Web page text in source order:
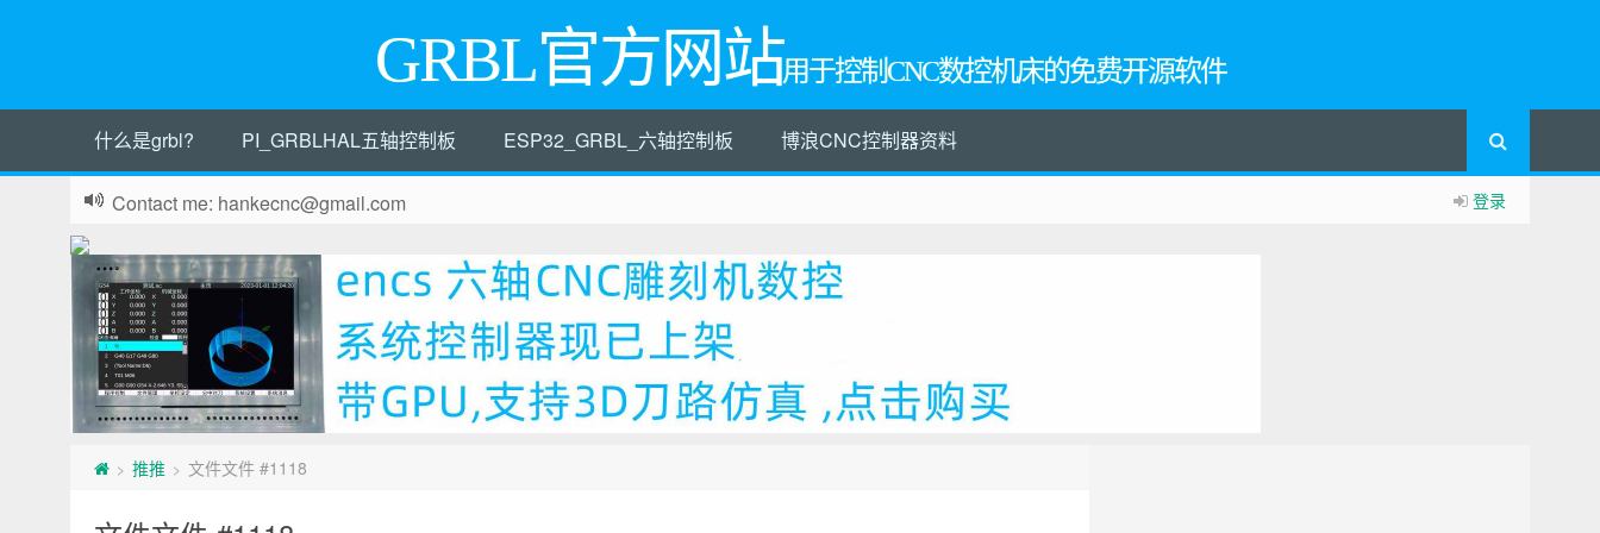
GRBL官方网站用于控制CNC数控机床的免费开源软件
什么是grbl? PI_GRBLHAL五轴控制板 ESP32_GRBL_六轴控制板 博浪CNC控制器资料
登录
Contact me: hankecnc@gmail.com
> 推推 > 文件文件 #1118